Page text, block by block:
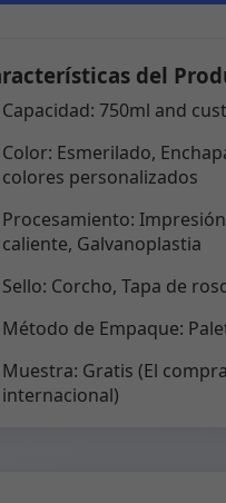
del
Capacidad: 750ml and
Color: Esmerilado,
colores personalizados
Procesamiento:
caliente, Galvanoplastia
Sello: Corcho, Tapa de
Método de Empaque:
Muestra: Gratis (El
internacional)